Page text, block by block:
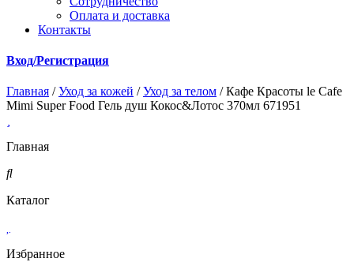
Оплата и доставка
Контакты
Вход/Регистрация
Главная /Уход за кожей /Уход за телом / Кафе Красоты le Cafe
Mimi Super Food Гель душ Кокос&Лотос 370мл 671951
Главная
Каталог
Избранное